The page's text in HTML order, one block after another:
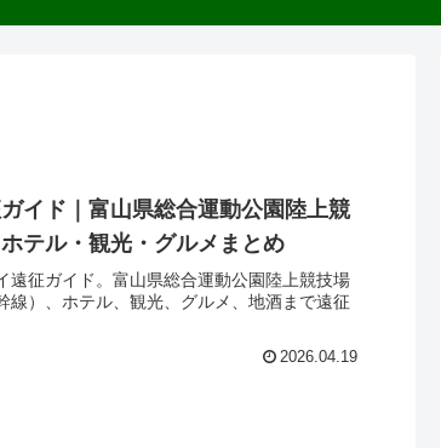
イド｜富山県総合運動公園陸上競
テル・観光・グルメまとめ
遠征ガイド。富山県総合運動公園陸上競技場
線）、ホテル、観光、グルメ、地酒まで遠征
2026.04.19